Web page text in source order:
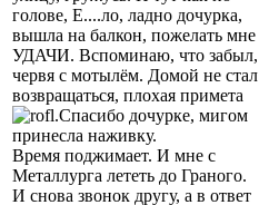
голове, Е....ло, ладно дочурка,
вышла на балкон, пожелать мне
УДАЧИ. Вспоминаю, что забыл,
червя с мотылём. Домой не стал
возвращаться, плохая примета
.Спасибо дочурке, мигом
принесла наживку.
Время поджимает. И мне с
Металлурга лететь до Граного.
И снова звонок другу, а в ответ